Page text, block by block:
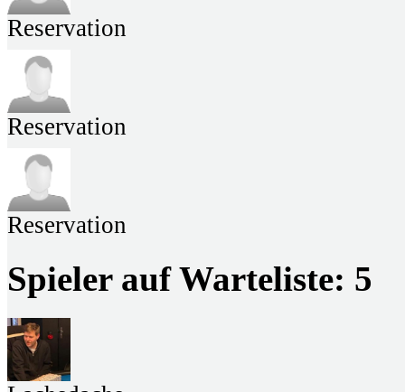
Reservation
Reservation
Reservation
Spieler auf Warteliste: 5